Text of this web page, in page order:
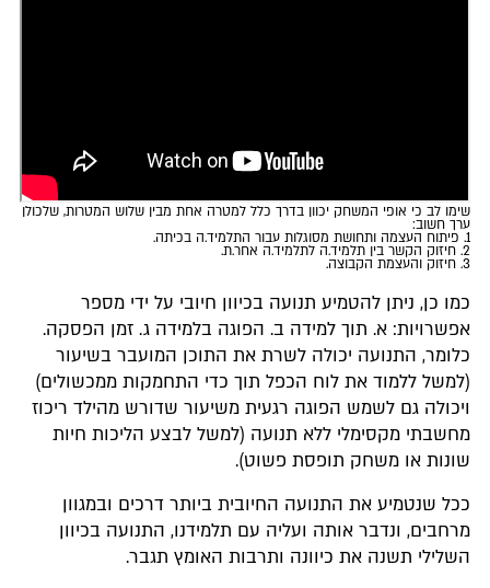
שימו לב כי אופי המשחק יכוון בדרך כלל למטרה אחת מבין שלוש המטרות, שלכולן
ערך חשוב:
1. פיתוח העצמה ותחושת מסוגלות עבור התלמיד.ה בכיתה.
2. חיזוק הקשר בין תלמיד.ה לתלמיד.ה אחר.ת.
3. חיזוק והעצמת הקבוצה.
כמו כן, ניתן להטמיע תנועה בכיוון חיובי על ידי מספר
אפשרויות: א. תוך למידה ב. הפוגה בלמידה ג. זמן הפסקה.
כלומר, התנועה יכולה לשרת את התוכן המועבר בשיעור
(למשל ללמוד את לוח הכפל תוך כדי התחמקות ממכשולים)
ויכולה גם לשמש הפוגה רגעית משיעור שדורש מהילד ריכוז
מחשבתי מקסימלי ללא תנועה (למשל לבצע הליכות חיות
שונות או משחק תופסת פשוט).
ככל שנטמיע את התנועה החיובית ביותר דרכים ובמגוון
מרחבים, ונדבר אותה ועליה עם תלמידנו, התנועה בכיוון
השלילי תשנה את כיוונה ותרבות האומץ תגבר.